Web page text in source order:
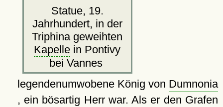
Statue, 19.
Jahrhundert, in der
Triphina geweihten
Kapelle in Pontivy
bei Vannes
legendenumwobene König von Dumnonia
, ein bösartig Herr war. Als er den Grafen